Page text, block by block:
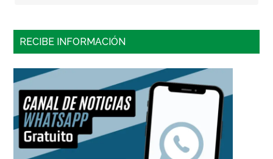
RECIBE INFORMACIÓN